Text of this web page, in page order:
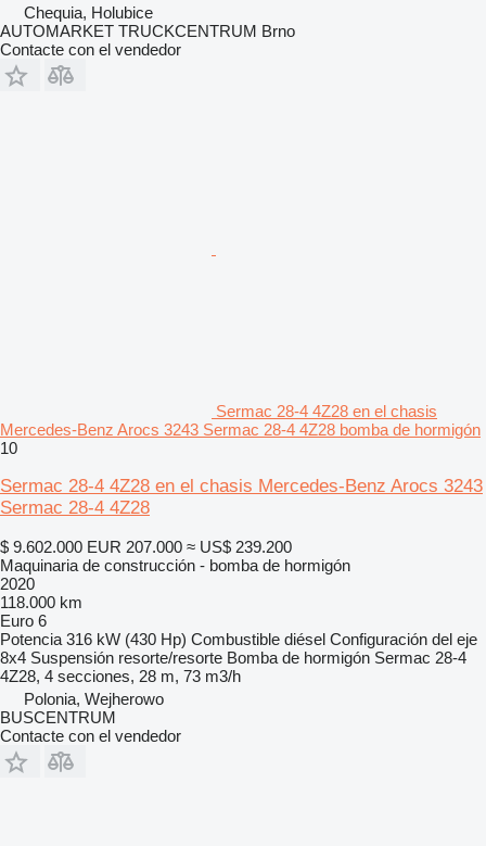
Chequia, Holubice
AUTOMARKET TRUCKCENTRUM Brno
Contacte con el vendedor
Sermac 28-4 4Z28 en el chasis
Mercedes-Benz Arocs 3243 Sermac 28-4 4Z28 bomba de hormigón
10
Sermac 28-4 4Z28 en el chasis Mercedes-Benz Arocs 3243
Sermac 28-4 4Z28
$ 9.602.000 EUR 207.000 ≈ US$ 239.200
Maquinaria de construcción - bomba de hormigón
2020
118.000 km
Euro 6
Potencia 316 kW (430 Hp) Combustible diésel Configuración del eje
8x4 Suspensión resorte/resorte Bomba de hormigón Sermac 28-4
4Z28, 4 secciones, 28 m, 73 m3/h
Polonia, Wejherowo
BUSCENTRUM
Contacte con el vendedor